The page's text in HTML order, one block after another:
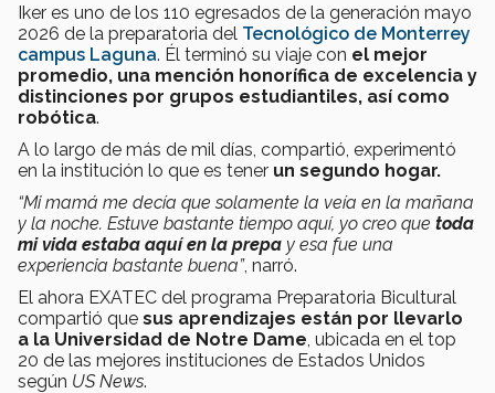
Iker es uno de los 110 egresados de la generación mayo
2026 de la preparatoria del Tecnológico de Monterrey
campus Laguna. Él terminó su viaje con el mejor
promedio, una mención honorífica de excelencia y
distinciones por grupos estudiantiles, así como
robótica.
A lo largo de más de mil días, compartió, experimentó
en la institución lo que es tener un segundo hogar.
“Mi mamá me decía que solamente la veía en la mañana
y la noche. Estuve bastante tiempo aquí, yo creo que toda
mi vida estaba aquí en la prepa y esa fue una
experiencia bastante buena”, narró.
El ahora EXATEC del programa Preparatoria Bicultural
compartió que sus aprendizajes están por llevarlo
a la Universidad de Notre Dame , ubicada en el top
20 de las mejores instituciones de Estados Unidos
según US News.